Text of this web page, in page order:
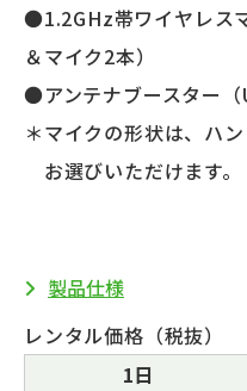
●1.2GHz帯ワイヤレス
＆マイク2本）
●アンテナブースター
＊マイクの形状は、ハ
お選びいただけます。
製品仕様
レンタル価格（税抜）
1日